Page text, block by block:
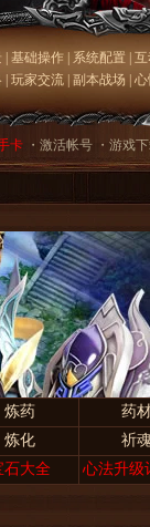
基础操作 系统配置
玩家交流 副本战场
卡 ・ 激活帐号 ・ 游戏
炼药
药
炼化
祈
石大全 心法升级